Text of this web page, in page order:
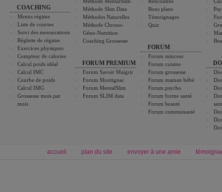
COACHING
Menus régime
Liste de courses
Suivi des mensurations
Réglette de régime
Exercices physiques
Compteur de calories
Calcul poids idéal
Calcul IMC
Courbe de poids
Calcul IMG
Grossesse mois par
mois
Méthode Slim Data
Méthodes Naturelles
Méthode Chrono-
Géno-Nutrition
Coaching Grossesse
FORUM PREMIUM
Forum Savoir Maigrir
Forum Montignac
Forum MentalSlim
Forum SLIM data
Bons plans
Témoignages
Quiz
FORUM
Forum minceur
Forum cuisine
Forum grossesse
Forum maman bébé
Forum psycho
Forum forme santé
Forum beauté
Forum communauté
accueil plan du site envoyer à une amie